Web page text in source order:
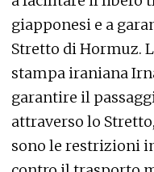
giapponesi e a
Stretto di Hormuz.
stampa iraniana
garantire il
attraverso lo
sono le restrizioni